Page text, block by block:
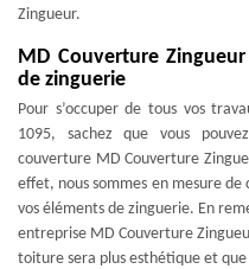
Zingueur.
MD Couverture
de zinguerie
Pour s’occuper de tous vos
1095, sachez que vous
couverture MD Couverture
effet, nous sommes en mesure
vos éléments de zinguerie. En
entreprise MD Couverture
toiture sera plus esthétique et